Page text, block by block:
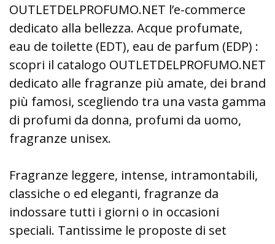
OUTLETDELPROFUMO.NET l’e-commerce
dedicato alla bellezza. Acque profumate,
eau de toilette (EDT), eau de parfum (EDP) :
scopri il catalogo OUTLETDELPROFUMO.NET
dedicato alle fragranze più amate, dei brand
più famosi, scegliendo tra una vasta gamma
di profumi da donna, profumi da uomo,
fragranze unisex.
Fragranze leggere, intense, intramontabili,
classiche o ed eleganti, fragranze da
indossare tutti i giorni o in occasioni
speciali. Tantissime le proposte di set